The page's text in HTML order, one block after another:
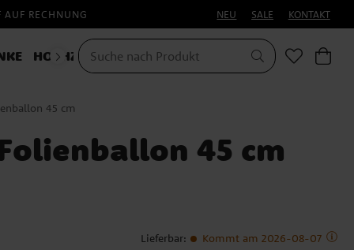
AUF RECHNUNG NEU SALE KONTAKT
HOCHZEIT KOSTÜME
45 cm
45 cm
Lieferbar: Kommt am 2026-08-07